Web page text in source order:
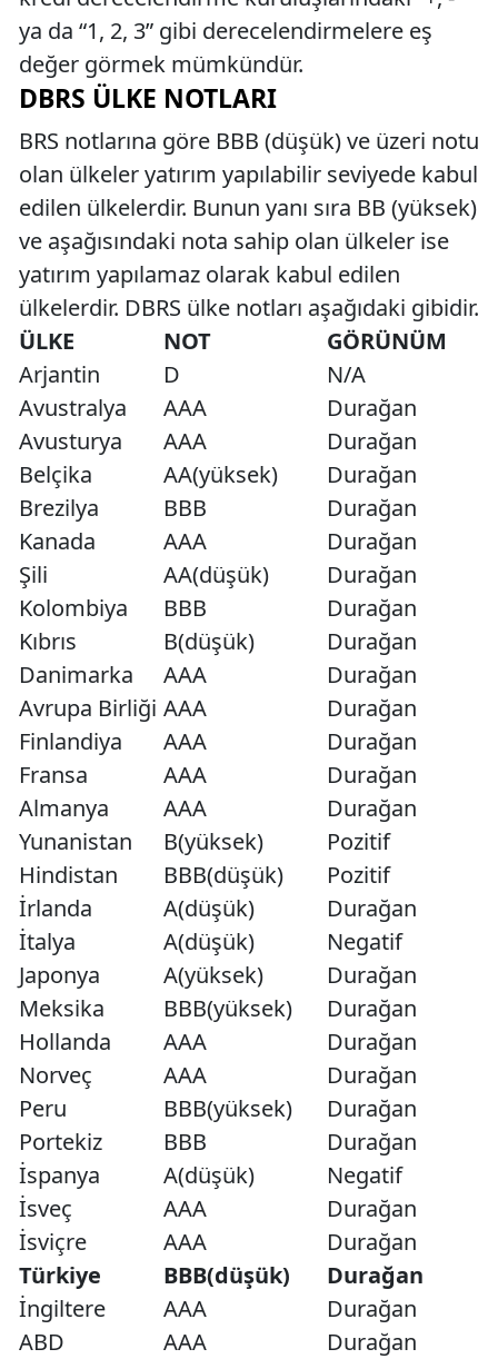
ya da “1, 2, 3” gibi derecelendirmelere eş
değer görmek mümkündür.
DBRS ÜLKE NOTLARI
BRS notlarına göre BBB (düşük) ve üzeri notu
olan ülkeler yatırım yapılabilir seviyede kabul
edilen ülkelerdir. Bunun yanı sıra BB (yüksek)
ve aşağısındaki nota sahip olan ülkeler ise
yatırım yapılamaz olarak kabul edilen
ülkelerdir. DBRS ülke notları aşağıdaki gibidir.
ÜLKE
NOT
GÖRÜNÜM
Arjantin
D
N/A
Avustralya
AAA
Durağan
Avusturya
AAA
Durağan
Belçika
AA(yüksek)
Durağan
Brezilya
BBB
Durağan
Kanada
AAA
Durağan
Şili
AA(düşük)
Durağan
Kolombiya
BBB
Durağan
Kıbrıs
B(düşük)
Durağan
Danimarka
AAA
Durağan
Avrupa Birliği AAA
Durağan
Finlandiya
AAA
Durağan
Fransa
AAA
Durağan
Almanya
AAA
Durağan
Yunanistan
B(yüksek)
Pozitif
Hindistan
BBB(düşük)
Pozitif
İrlanda
A(düşük)
Durağan
İtalya
A(düşük)
Negatif
Japonya
A(yüksek)
Durağan
Meksika
BBB(yüksek)
Durağan
Hollanda
AAA
Durağan
Norveç
AAA
Durağan
Peru
BBB(yüksek)
Durağan
Portekiz
BBB
Durağan
İspanya
A(düşük)
Negatif
İsveç
AAA
Durağan
İsviçre
AAA
Durağan
Türkiye
BBB(düşük)
Durağan
İngiltere
AAA
Durağan
ABD
AAA
Durağan